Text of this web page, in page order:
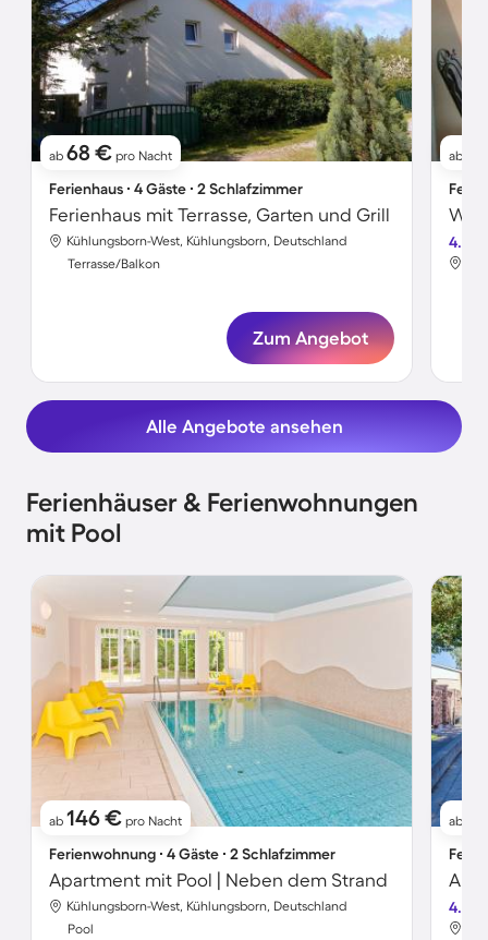
ab 68 € pro Nacht
Ferienhaus ∙ 4 Gäste ∙ 2 Schlafzimmer
Ferienhaus mit Terrasse, Garten und Grill
Kühlungsborn-West, Kühlungsborn, Deutschland
Terrasse/Balkon
Zum Angebot
ab
4.6
Alle Angebote ansehen
Ferienhäuser & Ferienwohnungen
mit Pool
ab 146 € pro Nacht
Ferienwohnung ∙ 4 Gäste ∙ 2 Schlafzimmer
Apartment mit Pool | Neben dem Strand
Kühlungsborn-West, Kühlungsborn, Deutschland
Pool
ab
4.2